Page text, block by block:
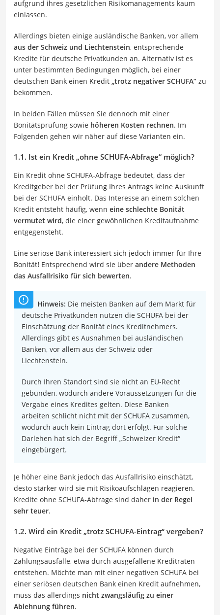
aufgrund ihres gesetzlichen Risikomanagements kaum
einlassen.
Allerdings bieten einige ausländische Banken, vor allem
aus der Schweiz und Liechtenstein, entsprechende
Kredite für deutsche Privatkunden an. Alternativ ist es
unter bestimmten Bedingungen möglich, bei einer
deutschen Bank einen Kredit „trotz negativer SCHUFA“ zu
bekommen.
In beiden Fällen müssen Sie dennoch mit einer
Bonitätsprüfung sowie höheren Kosten rechnen. Im
Folgenden gehen wir näher auf diese Varianten ein.
1.1. Ist ein Kredit „ohne SCHUFA-Abfrage“ möglich?
Ein Kredit ohne SCHUFA-Abfrage bedeutet, dass der
Kreditgeber bei der Prüfung Ihres Antrags keine Auskunft
bei der SCHUFA einholt. Das Interesse an einem solchen
Kredit entsteht häufig, wenn eine schlechte Bonität
vermutet wird, die einer gewöhnlichen Kreditaufnahme
entgegensteht.
Eine seriöse Bank interessiert sich jedoch immer für Ihre
Bonität! Entsprechend wird sie über andere Methoden
das Ausfallrisiko für sich bewerten.
Hinweis: Die meisten Banken auf dem Markt für
deutsche Privatkunden nutzen die SCHUFA bei der
Einschätzung der Bonität eines Kreditnehmers.
Allerdings gibt es Ausnahmen bei ausländischen
Banken, vor allem aus der Schweiz oder
Liechtenstein.
Durch Ihren Standort sind sie nicht an EU-Recht
gebunden, wodurch andere Voraussetzungen für die
Vergabe eines Kredites gelten. Diese Banken
arbeiten schlicht nicht mit der SCHUFA zusammen,
wodurch auch kein Eintrag dort erfolgt. Für solche
Darlehen hat sich der Begriff „Schweizer Kredit“
eingebürgert.
Je höher eine Bank jedoch das Ausfallrisiko einschätzt,
desto stärker wird sie mit Risikoaufschlägen reagieren.
Kredite ohne SCHUFA-Abfrage sind daher in der Regel
sehr teuer.
1.2. Wird ein Kredit „trotz SCHUFA-Eintrag“ vergeben?
Negative Einträge bei der SCHUFA können durch
Zahlungsausfälle, etwa durch ausgefallene Kreditraten
entstehen. Möchte man mit einer negativen SCHUFA bei
einer seriösen deutschen Bank einen Kredit aufnehmen,
muss das allerdings nicht zwangsläufig zu einer
Ablehnung führen.